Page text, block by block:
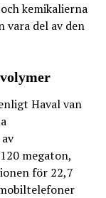
kemikalierna
vara del av den
Haval van
megaton,
för 22,7